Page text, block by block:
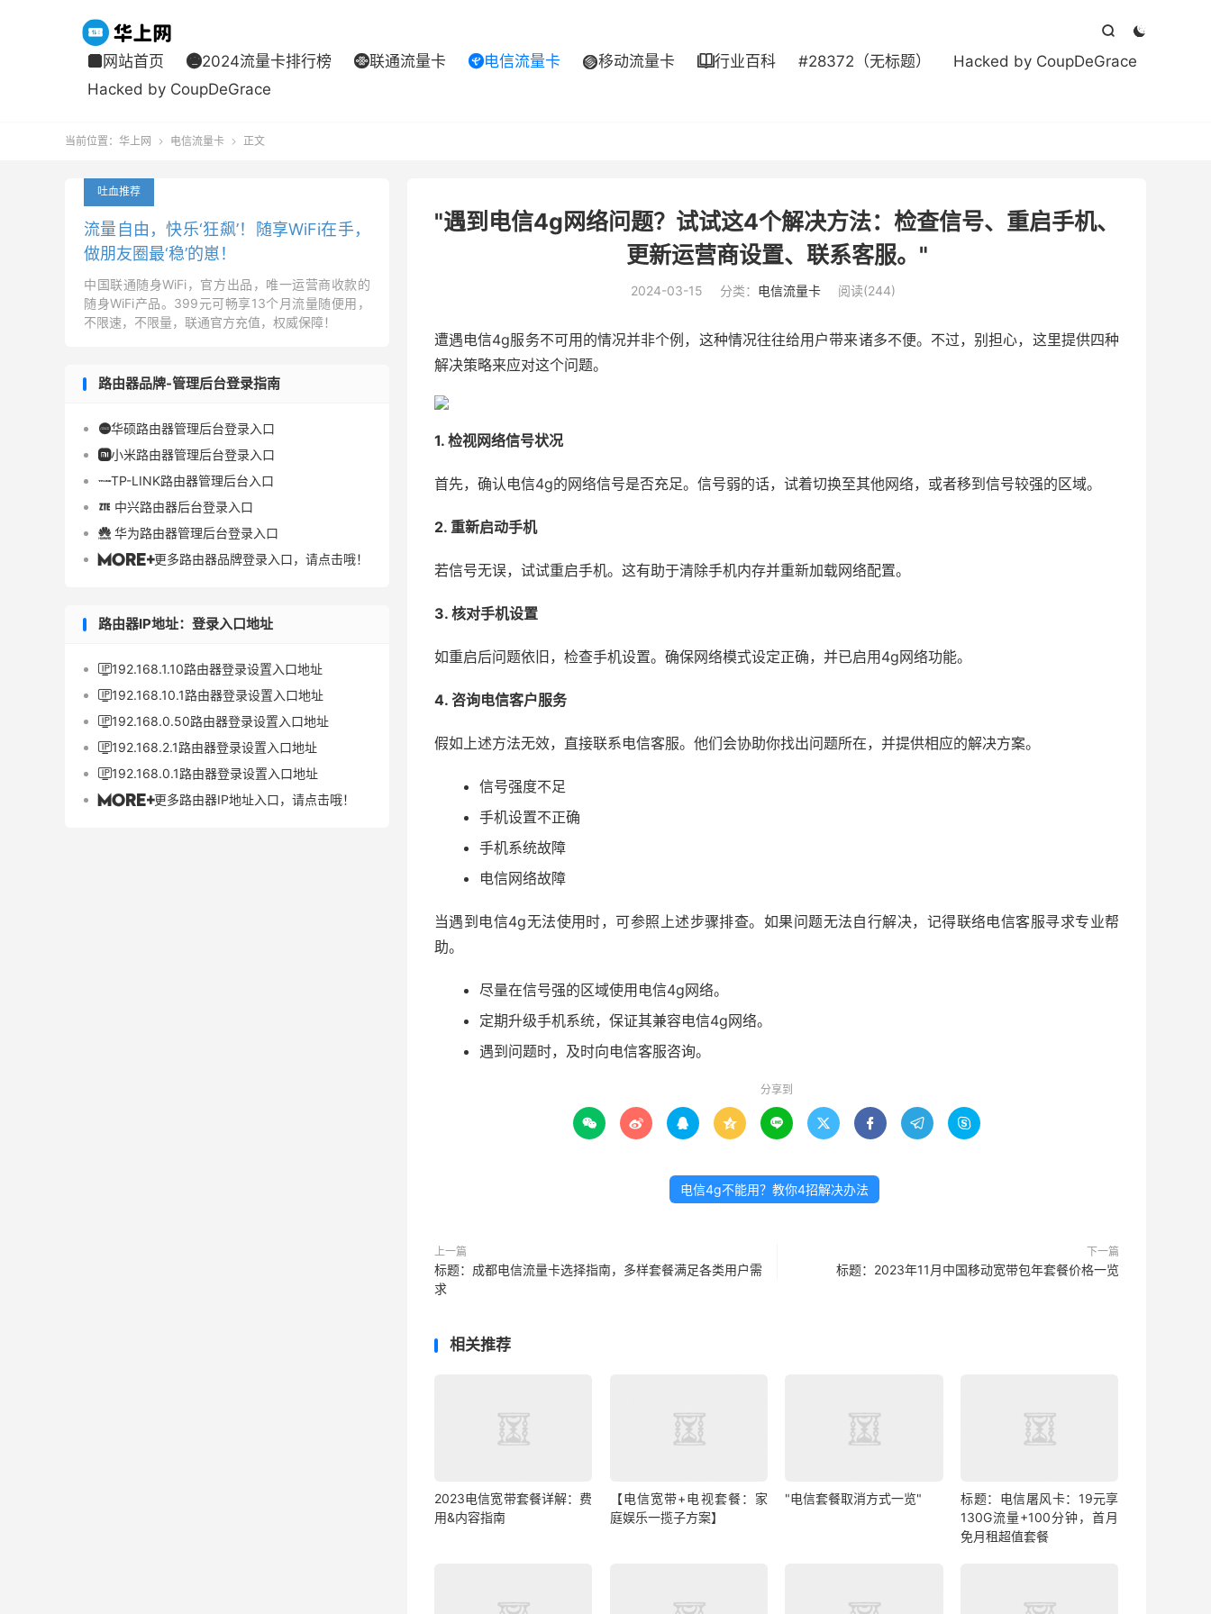


 网站首页 2024流量卡排行榜 联通流量卡 电信流量卡 移动流量卡 行业百科 #28372（无标题）
Hacked by CoupDeGrace
Hacked by CoupDeGrace
当前位置： 华上网  电信流量卡  正文
"遇到电信4g网络问题？试试这4个解决方法：检查信号、重启手机、
更新运营商设置、联系客服。"
2024-03-15 分类： 电信流量卡 阅读(244)
遭遇电信4g服务不可用的情况并非个例，这种情况往往给用户带来诸多不便。不过，别担心，这里提供四种
解决策略来应对这个问题。
1. 检视网络信号状况
首先，确认电信4g的网络信号是否充足。信号弱的话，试着切换至其他网络，或者移到信号较强的区域。
2. 重新启动手机
若信号无误，试试重启手机。这有助于清除手机内存并重新加载网络配置。
3. 核对手机设置
如重启后问题依旧，检查手机设置。确保网络模式设定正确，并已启用4g网络功能。
4. 咨询电信客户服务
假如上述方法无效，直接联系电信客服。他们会协助你找出问题所在，并提供相应的解决方案。
信号强度不足
手机设置不正确
手机系统故障
电信网络故障
当遇到电信4g无法使用时，可参照上述步骤排查。如果问题无法自行解决，记得联络电信客服寻求专业帮
助。
尽量在信号强的区域使用电信4g网络。
定期升级手机系统，保证其兼容电信4g网络。
遇到问题时，及时向电信客服咨询。
分享到
        
电信4g不能用？教你4招解决办法
上一篇
标题：成都电信流量卡选择指南，多样套餐满足各类用户需
求
下一篇
标题：2023年11月中国移动宽带包年套餐价格一览
相关推荐
2023电信宽带套餐详解：费
用&内容指南
【电信宽带+电视套餐：家
庭娱乐一揽子方案】
"电信套餐取消方式一览"
标题：电信屠风卡：19元享
130G流量+100分钟，首月
免月租超值套餐
吐血推荐
流量自由，快乐‘狂飙’！随享WiFi在手，
做朋友圈最‘稳’的崽！
中国联通随身WiFi，官方出品，唯一运营商收款的
随身WiFi产品。399元可畅享13个月流量随便用，
不限速，不限量，联通官方充值，权威保障！
路由器品牌-管理后台登录指南
华硕路由器管理后台登录入口
小米路由器管理后台登录入口
TP-LINK路由器管理后台入口
 中兴路由器后台登录入口
 华为路由器管理后台登录入口
更多路由器品牌登录入口，请点击哦！
路由器IP地址：登录入口地址
192.168.1.10路由器登录设置入口地址
192.168.10.1路由器登录设置入口地址
192.168.0.50路由器登录设置入口地址
192.168.2.1路由器登录设置入口地址
192.168.0.1路由器登录设置入口地址
更多路由器IP地址入口，请点击哦！